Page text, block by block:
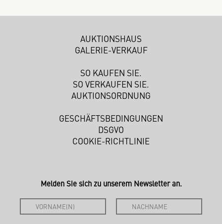
AUKTIONSHAUS
GALERIE-VERKAUF
SO KAUFEN SIE.
SO VERKAUFEN SIE.
AUKTIONSORDNUNG
GESCHÄFTSBEDINGUNGEN
DSGVO
COOKIE-RICHTLINIE
Melden Sie sich zu unserem Newsletter an.